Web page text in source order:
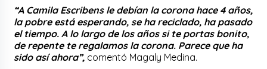
“A Camila Escribens le debían la corona hace 4 años,
la pobre está esperando, se ha reciclado, ha pasado
el tiempo. A lo largo de los años si te portas bonito,
de repente te regalamos la corona. Parece que ha
sido así ahora”, comentó Magaly Medina.